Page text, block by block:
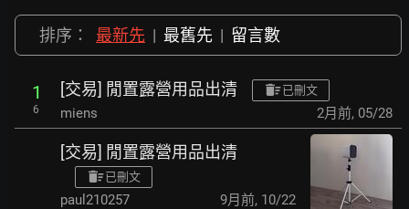
排序： 最新先 | 最舊先 | 留言數
1
6
[交易] 閒置露營用品出清 已刪文
miens 2月前, 05/28
[交易] 閒置露營用品出清
已刪文
paul210257 9月前, 10/22